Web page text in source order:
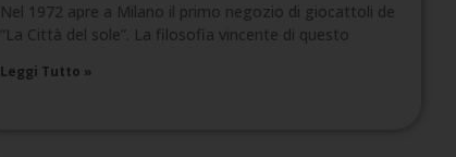
Nel 1972 apre a Milano il primo negozio di giocattoli de
“La Città del sole”. La filosofia vincente di questo
Leggi Tutto »